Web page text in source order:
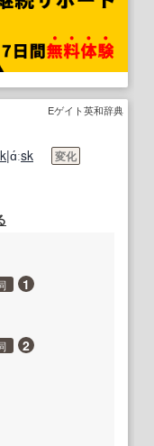
Eゲイト英和辞典
|ɑ́ːsk 変化
1
2